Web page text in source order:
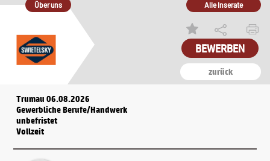
zurück
Über uns Alle Inserate
BEWERBEN
Trumau 06.08.2026
Gewerbliche Berufe/Handwerk
unbefristet
Vollzeit